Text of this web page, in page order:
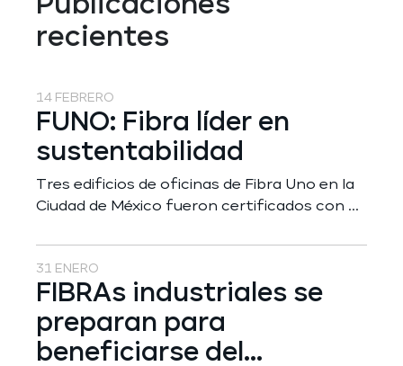
Publicaciones
recientes
14 FEBRERO
FUNO: Fibra líder en
sustentabilidad
Tres edificios de oficinas de Fibra Uno en la
Ciudad de México fueron certificados con ...
31 ENERO
FIBRAs industriales se
preparan para
beneficiarse del...